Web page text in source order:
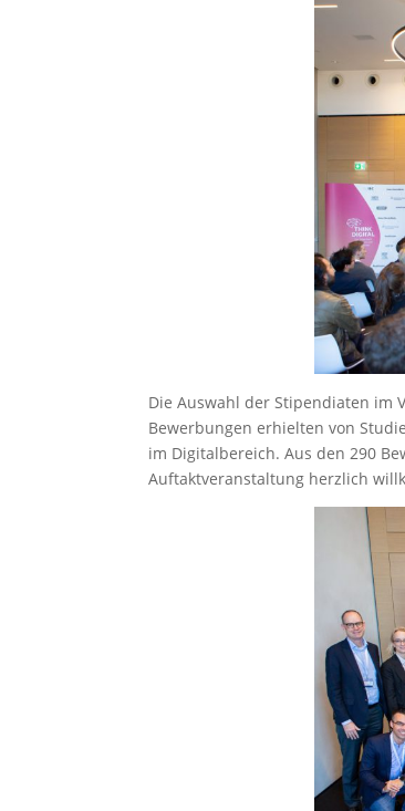
Die Auswahl der Stipendiaten im
Bewerbungen erhielten von
im Digitalbereich. Aus den 290
Auftaktveranstaltung herzlich